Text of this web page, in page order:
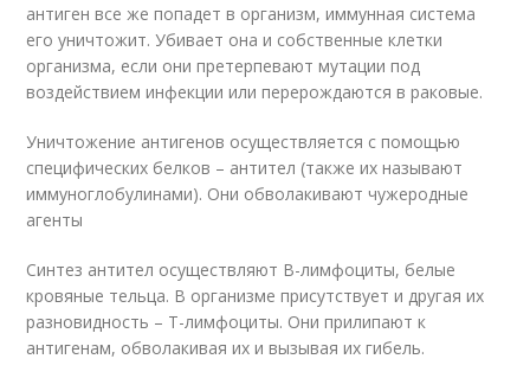
антиген все же попадет в организм, иммунная система
его уничтожит. Убивает она и собственные клетки
организма, если они претерпевают мутации под
воздействием инфекции или перерождаются в раковые.
Уничтожение антигенов осуществляется с помощью
специфических белков – антител (также их называют
иммуноглобулинами). Они обволакивают чужеродные
агенты
Синтез антител осуществляют B-лимфоциты, белые
кровяные тельца. В организме присутствует и другая их
разновидность – Т-лимфоциты. Они прилипают к
антигенам, обволакивая их и вызывая их гибель.